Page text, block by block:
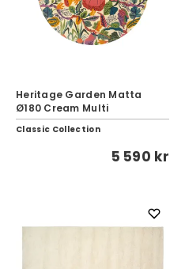
Heritage Garden Matta
Ø180 Cream Multi
Classic Collection
5 590 kr